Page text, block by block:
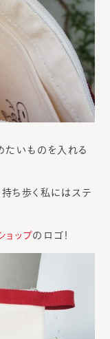
たいものを入れる
ち歩く私にはステ
ョップのロゴ！